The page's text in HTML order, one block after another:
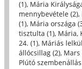
(1), Mária
mennybevétele (2),
(1), Mária országa
tisztulta (1), Mária,
24. (1), Máriás
állócsillag (2), Mars
Plútó